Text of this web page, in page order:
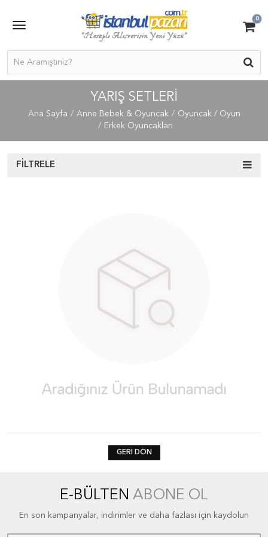
0
YARIŞ SETLERI
Ana Sayfa Anne Bebek & Oyuncak
Oyuncak / Oyun
Erkek Oyuncakları
FILTRELE
GERI DÖN
E-BÜLTEN ABONE OL
En son kampanyalar, indirimler ve daha fazlası için kaydolun